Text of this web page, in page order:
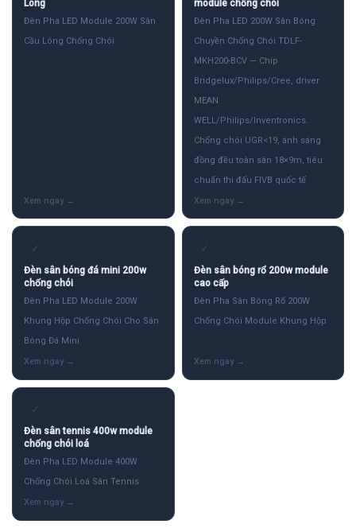
Lông
Đèn Pha LED Module 200W Sân
Cầu Lông Chống Chói
module chống chói
Đèn Pha LED 200W Sân Bóng
Chuyền Chống Chói TDLF-
MKH200-BCV — Chip
Bridgelux/Philips/Cree, driver
MEAN
WELL/Philips/Inventronics.
Chống chói UGR<19, ánh sáng
đồng đều toàn sân 18×9m, tiêu
chuẩn thi đấu FIVB quốc tế
✓
Đèn sân bóng đá mini 200w
chống chói
Đèn Pha LED Module 200W
Khung Hộp Chống Chói Cho Sân
Bóng Đá Mini
✓
Đèn sân bóng rổ 200w module
cao cấp
Đèn Pha Sân Bóng Rổ 200W
Chống Chói Module Khung Hộp
✓
Đèn sân tennis 400w module
chống chói loá
Đèn Pha LED Module 400W
Chống Chói Loá Sân Tennis